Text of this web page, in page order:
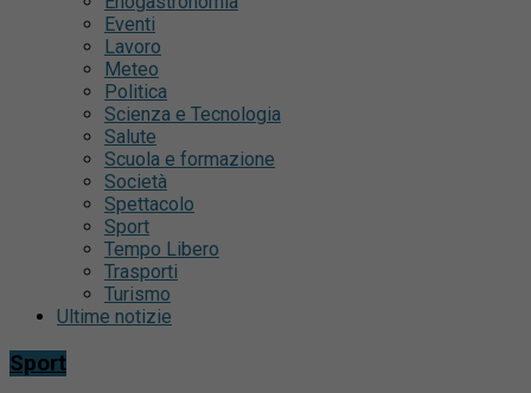
Eventi
Lavoro
Meteo
Politica
Scienza e Tecnologia
Salute
Scuola e formazione
Società
Spettacolo
Sport
Tempo Libero
Trasporti
Turismo
Ultime notizie
Sport